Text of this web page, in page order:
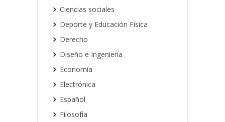
Ciencias sociales
Deporte y Educación Física
Derecho
Diseño e Ingeniería
Economía
Electrónica
Español
Filosofía